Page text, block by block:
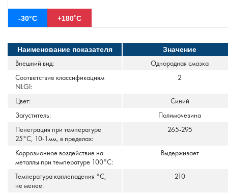
-30°С +180˚С
Наименование показателя Значение
Внешний вид:
Однородная смазка
Соответствие классификациям
NLGI:
2
Цвет:
Синий
Загуститель:
Полимочевина
Пенетрация при температуре
25°С, 10-1мм, в пределах:
265-295
Коррозионное воздействие на
металлы при температуре 100°С:
Выдерживает
Температура каплепадения °С,
не менее:
210